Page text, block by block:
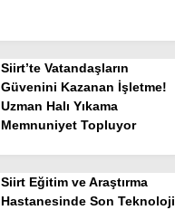
Siirt’te Vatandaşların
Güvenini Kazanan İşletme!
Uzman Halı Yıkama
Memnuniyet Topluyor
Siirt Eğitim ve Araştırma
Hastanesinde Son Teknoloji